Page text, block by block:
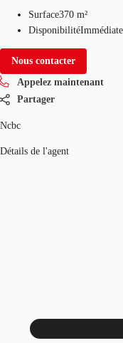
Surface370 m²
DisponibilitéImmédiate
Nous contacter
Appelez maintenant
Partager
Ncbc
Détails de l'agent